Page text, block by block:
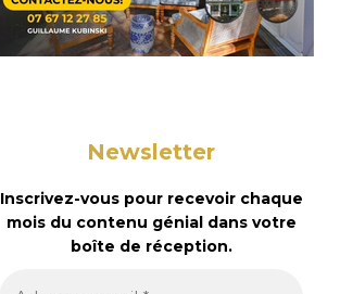
Newsletter
Inscrivez-vous pour recevoir chaque
mois du contenu génial dans votre
boîte de réception.